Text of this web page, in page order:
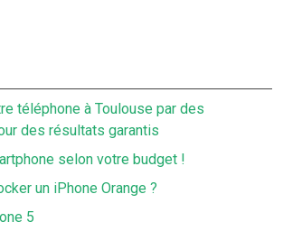
téléphone à Toulouse par des
des résultats garantis
selon votre budget !
un iPhone Orange ?
5